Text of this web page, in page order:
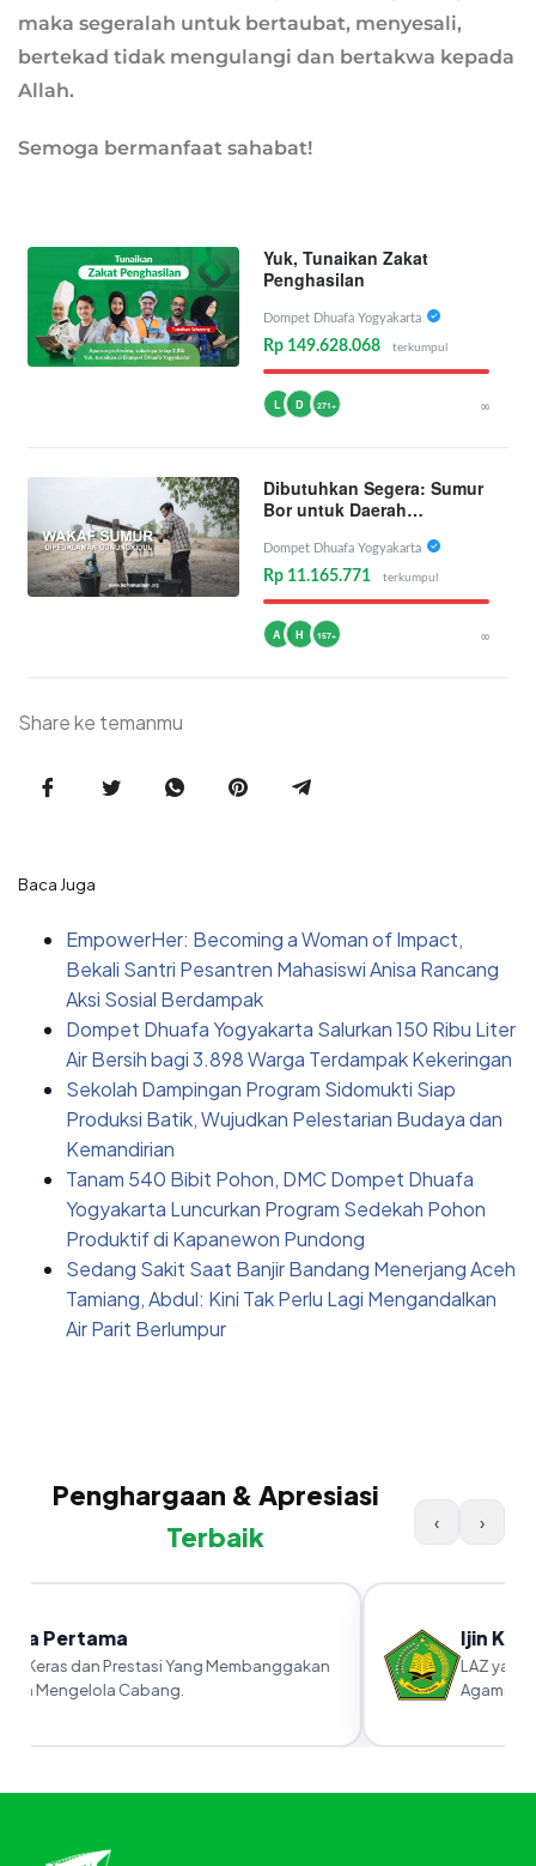
maka segeralah untuk bertaubat, menyesali,
bertekad tidak mengulangi dan bertakwa kepada
Allah.
Semoga bermanfaat sahabat!
Yuk, Tunaikan Zakat
Penghasilan
Dompet Dhuafa Yogyakarta
Rp 149.628.068 terkumpul
L D 271+ ∞
Dibutuhkan Segera: Sumur
Bor untuk Daerah
Dompet Dhuafa Yogyakarta
Rp 11.165.771 terkumpul
A H 157+ ∞
Share ke temanmu
Baca Juga
EmpowerHer: Becoming a Woman of Impact,
Bekali Santri Pesantren Mahasiswi Anisa Rancang
Aksi Sosial Berdampak
Dompet Dhuafa Yogyakarta Salurkan 150 Ribu Liter
Air Bersih bagi 3.898 Warga Terdampak Kekeringan
Sekolah Dampingan Program Sidomukti Siap
Produksi Batik, Wujudkan Pelestarian Budaya dan
Kemandirian
Tanam 540 Bibit Pohon, DMC Dompet Dhuafa
Yogyakarta Luncurkan Program Sedekah Pohon
Produktif di Kapanewon Pundong
Sedang Sakit Saat Banjir Bandang Menerjang Aceh
Tamiang, Abdul: Kini Tak Perlu Lagi Mengandalkan
Air Parit Berlumpur
Penghargaan & Apresiasi
Terbaik
‹ ›
Pertama
Keras dan Prestasi Yang Membanggakan
Mengelola Cabang.
Ijin
LAZ yang
Agama RI